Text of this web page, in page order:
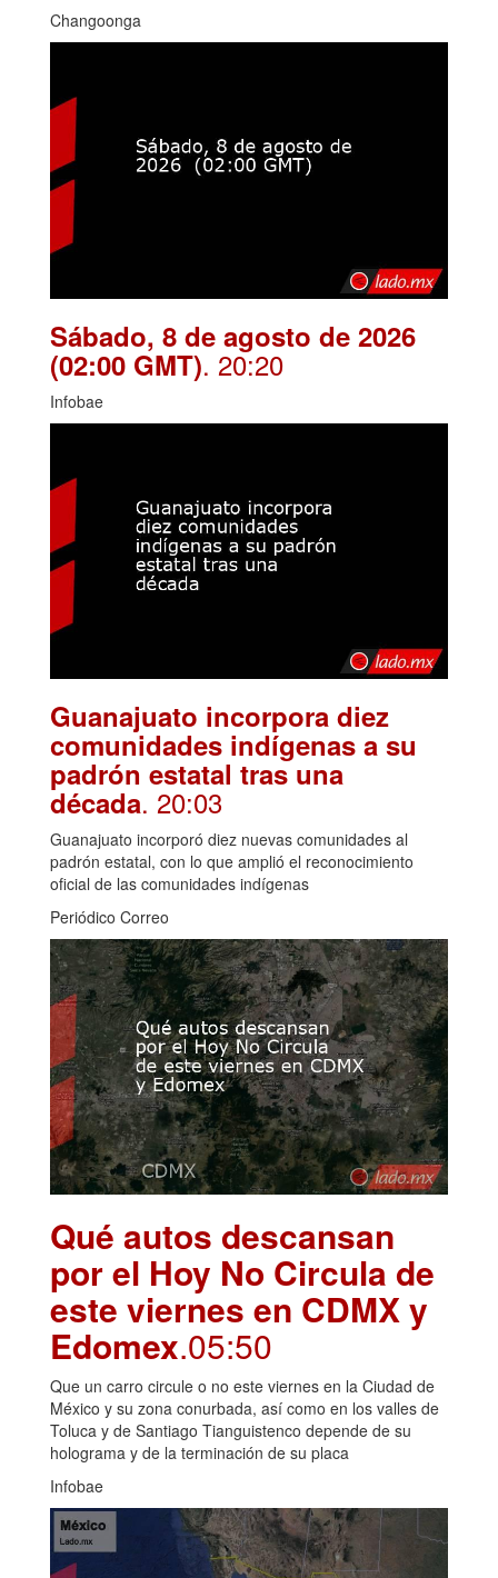
Changoonga
Sábado, 8 de agosto de 2026
(02:00 GMT). 20:20
Infobae
Guanajuato incorpora diez
comunidades indígenas a su
padrón estatal tras una
década. 20:03
Guanajuato incorporó diez nuevas comunidades al
padrón estatal, con lo que amplió el reconocimiento
oficial de las comunidades indígenas
Periódico Correo
Qué autos descansan
por el Hoy No Circula de
este viernes en CDMX y
Edomex.05:50
Que un carro circule o no este viernes en la Ciudad de
México y su zona conurbada, así como en los valles de
Toluca y de Santiago Tianguistenco depende de su
holograma y de la terminación de su placa
Infobae